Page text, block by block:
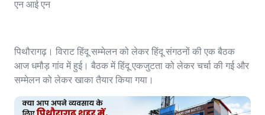
एन आई एन
पिथौरागढ़। विराट हिंदू सम्मेलन को लेकर हिंदू संगठनों की एक बैठक
आज धमौड़ गांव में हुई। बैठक में हिंदू एकजुटता को लेकर चर्चा की गई और
सम्मेलन को लेकर खाका तैयार किया गया।